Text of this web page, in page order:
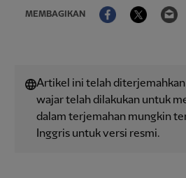
MEMBAGIKAN
FacebookTwitter
Artikel ini telah diterjemahkan
wajar telah dilakukan untuk
dalam terjemahan mungkin
Inggris untuk versi resmi.